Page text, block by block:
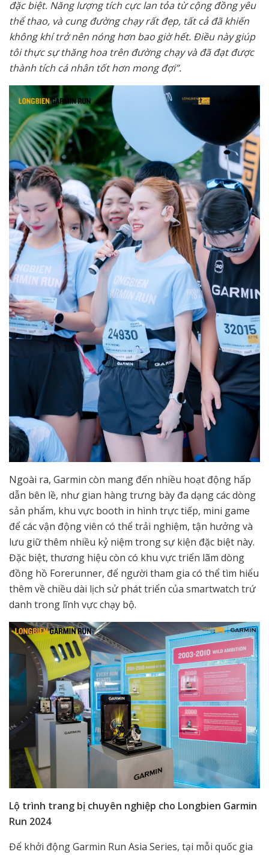
đặc biệt. Năng lượng tích cực lan tỏa từ cộng đồng yêu
thể thao, và cung đường chạy rất đẹp, tất cả đã khiến
không khí trở nên nóng hơn bao giờ hết. Điều này giúp
tôi thực sự thăng hoa trên đường chạy và đã đạt được
thành tích cá nhân tốt hơn mong đợi”.
Ngoài ra, Garmin còn mang đến nhiều hoạt động hấp
dẫn bên lề, như gian hàng trưng bày đa dạng các dòng
sản phẩm, khu vực booth in hình trực tiếp, mini game
để các vận động viên có thể trải nghiệm, tận hưởng và
lưu giữ thêm nhiều kỷ niệm trong sự kiện đặc biệt này.
Đặc biệt, thương hiệu còn có khu vực triển lãm dòng
đồng hồ Forerunner, để người tham gia có thể tìm hiểu
thêm về chiều dài lịch sử phát triển của smartwatch trứ
danh trong lĩnh vực chạy bộ.
Lộ trình trang bị chuyên nghiệp cho Longbien Garmin
Run 2024
Để khởi động Garmin Run Asia Series, tại mỗi quốc gia